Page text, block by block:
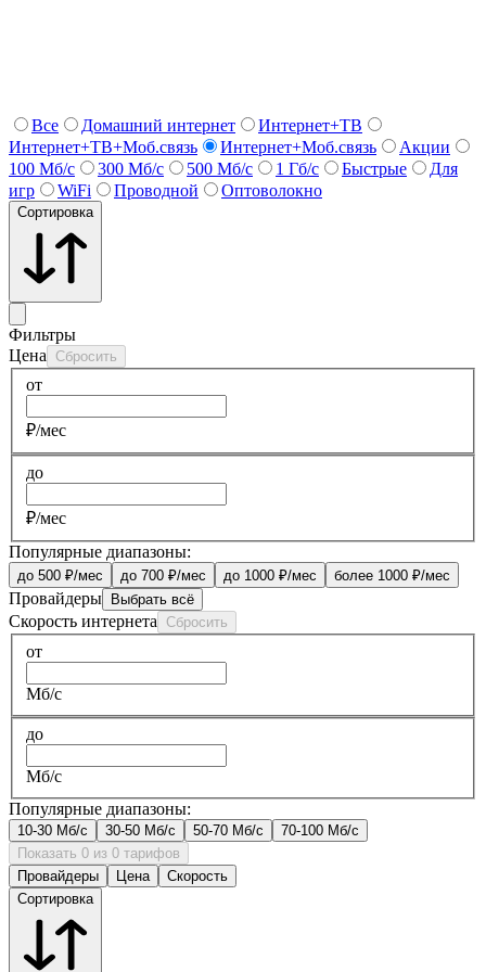
Все Домашний интернет
Интернет+ТВ
Интернет+ТВ+Моб.связь
Интернет+Моб.связь
Акции
100 Мб/с
300 Мб/с 500 Мб/с 1 Гб/c Быстрые
Для
игр
WiFi Проводной Оптоволокно
Сортировка
Фильтры
Цена
Сбросить
от
₽/мес
до
₽/мес
Популярные диапазоны:
до 500 ₽/мес до 700 ₽/мес до 1000 ₽/мес более 1000 ₽/мес
Провайдеры Выбрать всё
Скорость интернета Сбросить
от
Мб/с
до
Мб/с
Популярные диапазоны:
10-30 Мб/с 30-50 Мб/с 50-70 Мб/с
70-100 Мб/с
Показать 0 из 0 тарифов
Провайдеры
Цена
Скорость
Сортировка